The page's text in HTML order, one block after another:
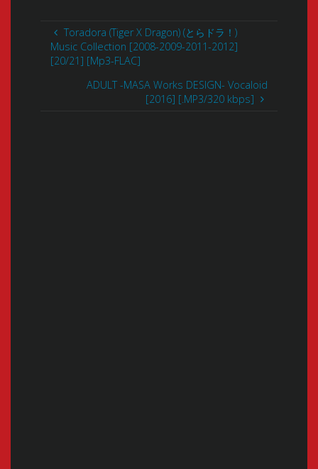
Toradora (Tiger X Dragon) (とらドラ！)
Music Collection [2008-2009-2011-2012]
[20/21] [Mp3-FLAC]
ADULT -MASA Works DESIGN- Vocaloid
[2016] [.MP3/320 kbps]